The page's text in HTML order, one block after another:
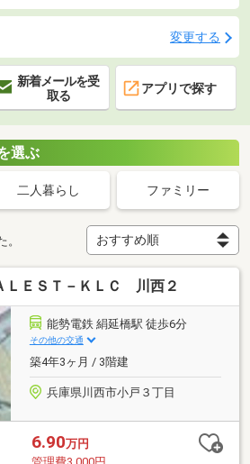
変更する
新着メールを受
取る
アプリで探す
選ぶ
二人暮らし ファミリー
。
ＬＥＳＴ－ＫＬＣ 川西２
能勢電鉄 絹延橋駅 徒歩6分
その他の交通
築4年3ヶ月 / 3階建
兵庫県川西市小戸３丁目
6.90万円